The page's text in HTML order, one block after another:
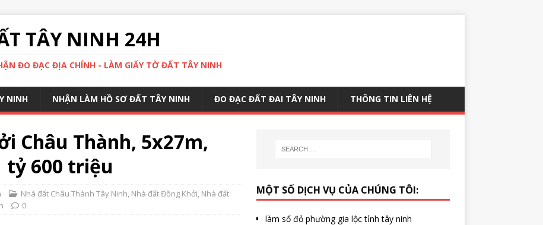
TÂY NINH 24H
ĐO ĐẠC ĐỊA CHÍNH - LÀM GIẤY TỜ ĐẤT TÂY NINH
NINH NHẬN LÀM HỒ SƠ ĐẤT TÂY NINH ĐO ĐẠC ĐẤT ĐAI TÂY NINH THÔNG TIN LIÊN HỆ
Châu Thành, 5x27m,
tỷ 600 triệu
Nhà đất Châu Thành Tây Ninh, Nhà đất Đồng Khởi, Nhà đất
0
MỘT SỐ DỊCH VỤ CỦA CHÚNG TÔI:
làm sổ đỏ phường gia lộc tỉnh tây ninh